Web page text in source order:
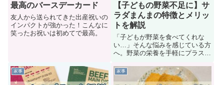
最高のバースデーカード
友人から送られてきた出産祝いの
インパクトが強かった！こんなに
笑ったお祝いは初めてで最高。
【子どもの野菜不足に】サ
ラダまんまの特徴とメリッ
トを解説
「子どもが野菜を食べてくれな
い…」そんな悩みを感じている方
へ。野菜の栄養を手軽にプラスで
力を、子育て中の目線で紹介しま
す。
家事 家事